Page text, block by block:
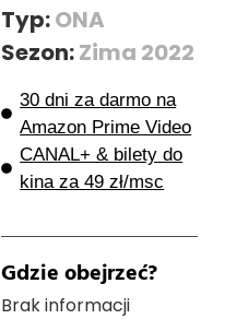
Typ:ONA
Sezon:Zima 2022
30 dni za darmo na
Amazon Prime Video
CANAL+ & bilety do
kina za 49 zł/msc
Gdzie obejrzeć?
Brak informacji